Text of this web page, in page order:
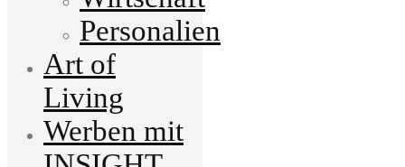
Personalien
Art of
Living
Werben mit